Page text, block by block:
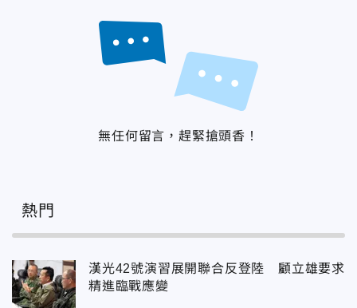
無任何留言，趕緊搶頭香！
熱門
漢光42號演習展開聯合反登陸 顧立雄要求
精進臨戰應變